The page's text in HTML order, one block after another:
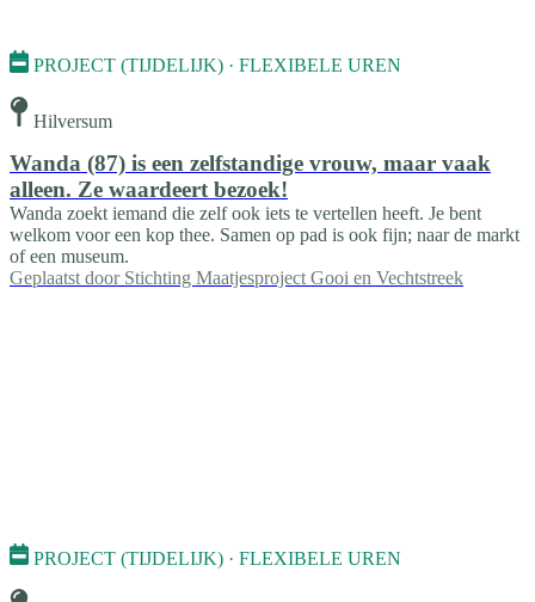
PROJECT (TIJDELIJK) · FLEXIBELE UREN
Hilversum
Wanda (87) is een zelfstandige vrouw, maar vaak
alleen. Ze waardeert bezoek!
Wanda zoekt iemand die zelf ook iets te vertellen heeft. Je bent
welkom voor een kop thee. Samen op pad is ook fijn; naar de markt
of een museum.
Geplaatst door Stichting Maatjesproject Gooi en Vechtstreek
PROJECT (TIJDELIJK) · FLEXIBELE UREN